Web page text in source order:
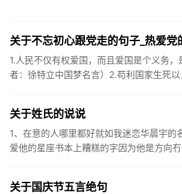
关于不忘初心跟党走的句子_热爱党
1.人民不仅有权爱国，而且爱国是个义务
者：徐特立中国梦名言）2.苟利国家生死
关于姓氏的说说
1、在意的人哪里都好就如我迷恋华晨宇的
爱他的星座书本上糟糕的字因为他是方向
关于国庆节五言绝句